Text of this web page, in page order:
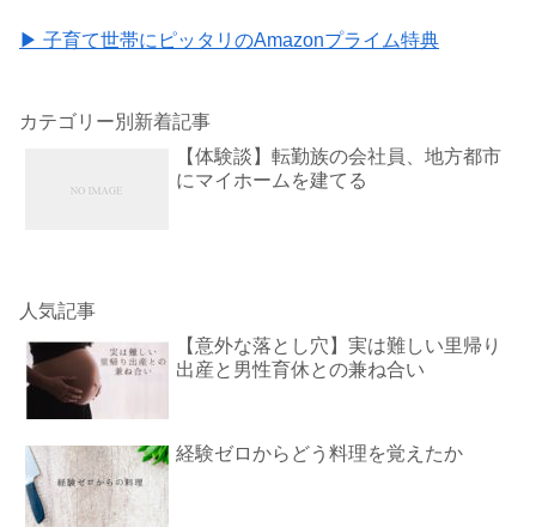
▶ 子育て世帯にピッタリのAmazonプライム特典
カテゴリー別新着記事
【体験談】転勤族の会社員、地方都市
にマイホームを建てる
人気記事
【意外な落とし穴】実は難しい里帰り
出産と男性育休との兼ね合い
経験ゼロからどう料理を覚えたか